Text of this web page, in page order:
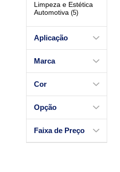
Limpeza e Estética
Automotiva (5)
Aplicação
Marca
Cor
Opção
Faixa de Preço